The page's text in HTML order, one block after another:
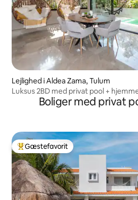
Lejlighed i Aldea Zama, Tulum
Luksus 2BD med privat pool +
Boliger med privat
Bedste gæstefavorit
Gæstefavorit